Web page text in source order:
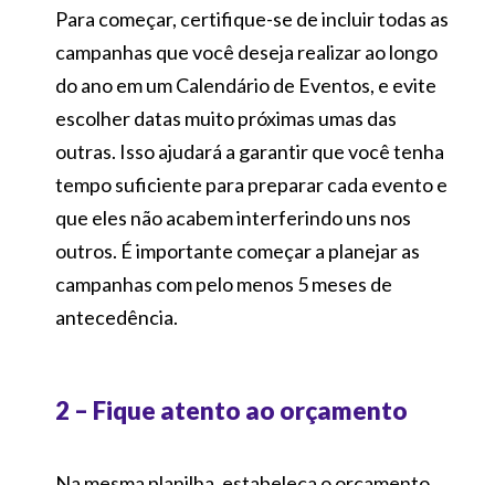
Para começar, certifique-se de incluir todas as
campanhas que você deseja realizar ao longo
do ano em um Calendário de Eventos, e evite
escolher datas muito próximas umas das
outras. Isso ajudará a garantir que você tenha
tempo suficiente para preparar cada evento e
que eles não acabem interferindo uns nos
outros. É importante começar a planejar as
campanhas com pelo menos 5 meses de
antecedência.
2 – Fique atento ao orçamento